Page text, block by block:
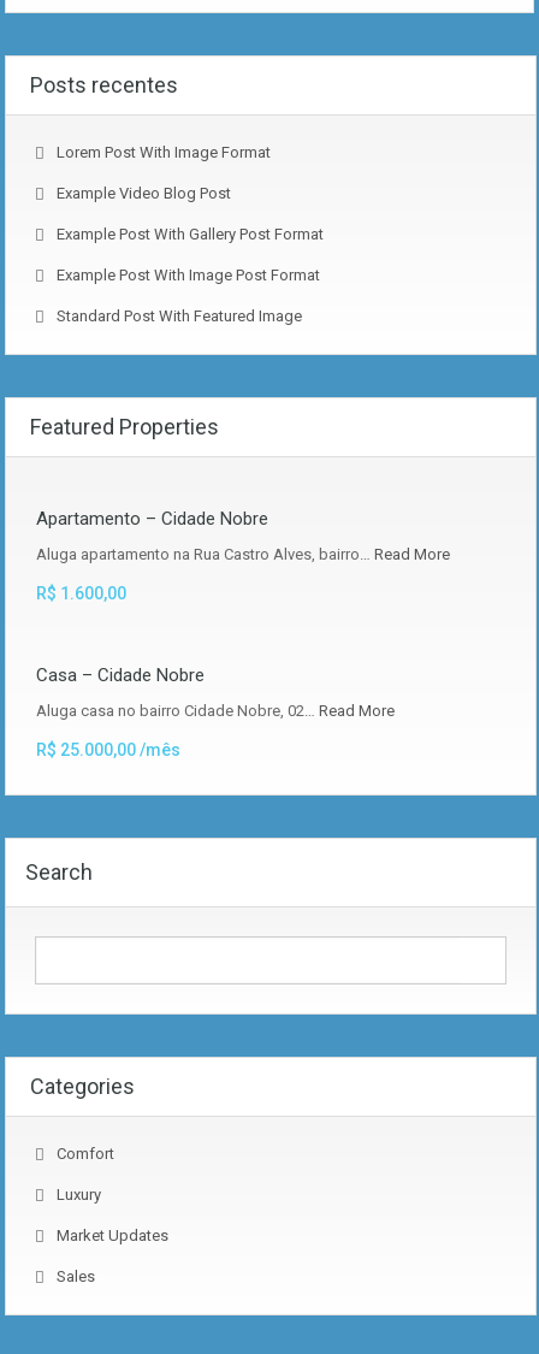
Posts recentes
Lorem Post With Image Format
Example Video Blog Post
Example Post With Gallery Post Format
Example Post With Image Post Format
Standard Post With Featured Image
Featured Properties
Apartamento – Cidade Nobre
Aluga apartamento na Rua Castro Alves, bairro… Read More
R$ 1.600,00
Casa – Cidade Nobre
Aluga casa no bairro Cidade Nobre, 02… Read More
R$ 25.000,00 /mês
Search
Categories
Comfort
Luxury
Market Updates
Sales